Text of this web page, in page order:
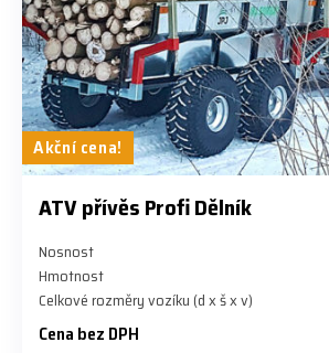
Akční cena!
ATV přívěs Profi Dělník
Nosnost
Hmotnost
Celkové rozměry vozíku (d x š x v)
Cena bez DPH